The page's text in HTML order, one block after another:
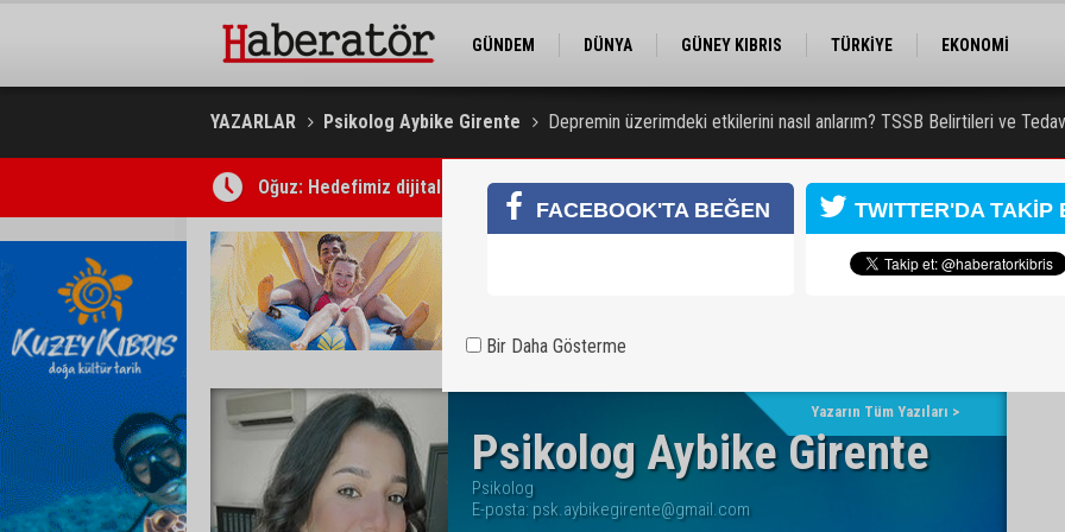
GÜNDEM DÜNYA GÜNEY KIBRIS TÜRKİYE
EKONOMİ
YAZARLAR Psikolog Aybike Girente Depremin üzerimdeki etkilerini nasıl anlarım? TSSB Belirtileri ve
Süpermarketteki bıçaklı saldırının zanlısı 7 gün daha tutuklu kalacak
Psikolog Aybike Girente
Psikolog
E-posta: psk.aybikegirente@gmail.com
Yazarın Tüm Yazıları >
FACEBOOK'TA BEĞEN TWITTER'DA TAKİP
Bir Daha Gösterme